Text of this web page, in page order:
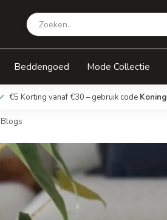
Beddengoed Mode Collectie
€5 Korting vanaf €30 – gebruik code Koning
Blogs